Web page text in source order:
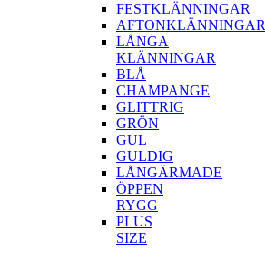
FESTKLÄNNINGAR
AFTONKLÄNNINGAR
LÅNGA
KLÄNNINGAR
BLÅ
CHAMPANGE
GLITTRIG
GRÖN
GUL
GULDIG
LÅNGÄRMADE
ÖPPEN
RYGG
PLUS
SIZE